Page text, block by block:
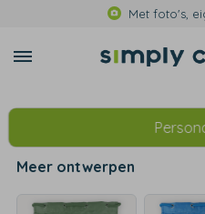
Met foto's,
Meer ontwerpen